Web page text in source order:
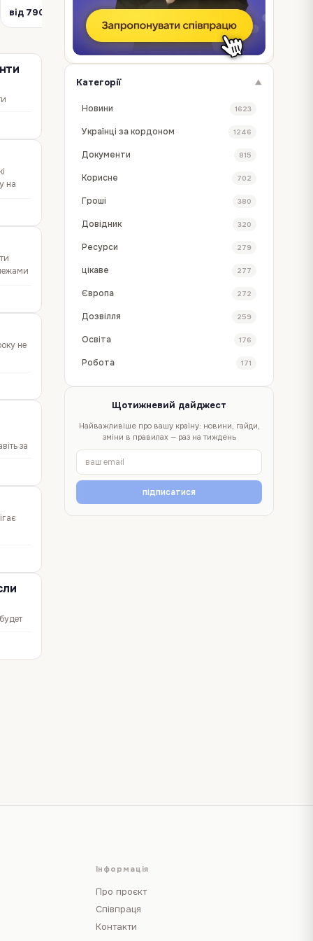
від 790 EUR детальніше → від 119 PLN детальніше →
на
не
за
Категорії ▼
Новини 1623
Українці за кордоном 1246
Документи 815
Корисне 702
Гроші 380
Довідник 320
Ресурси 279
цікаве 277
Європа 272
Дозвілля 259
Освіта 176
Робота 171
Щотижневий дайджест
Найважливіше про вашу країну: новини, гайди,
зміни в правилах — раз на тиждень
підписатися
Інформація
Про проєкт
Співпраця
Контакти